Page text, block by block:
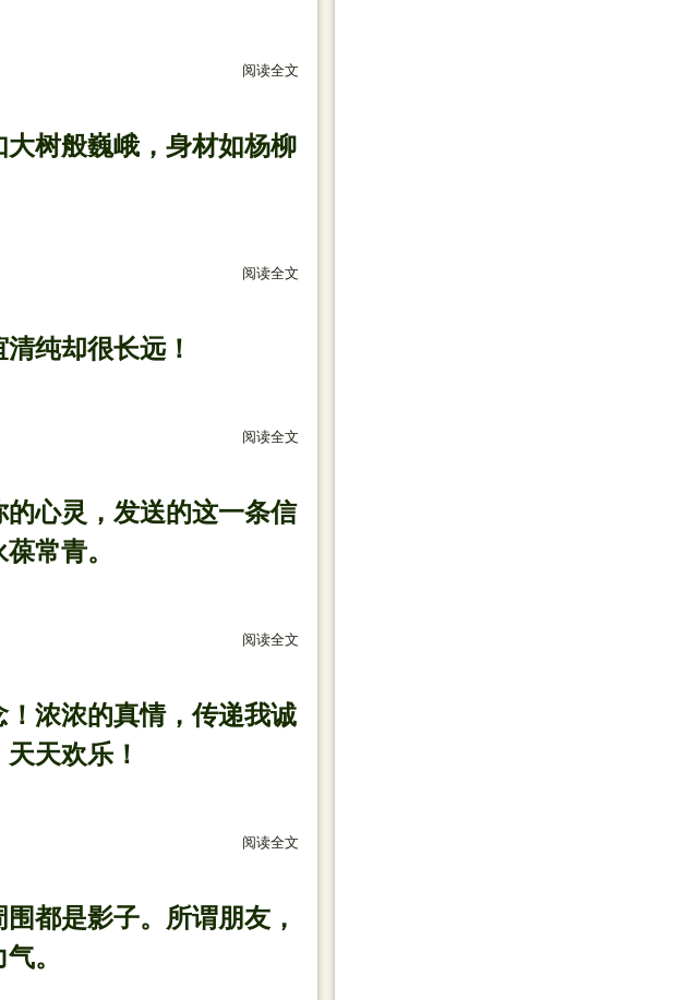
阅读全文
树般巍峨，身材如杨柳
阅读全文
纯却很长远！
阅读全文
心灵，发送的这一条信
常青。
阅读全文
浓浓的真情，传递我诚
天欢乐！
阅读全文
都是影子。所谓朋友，
。